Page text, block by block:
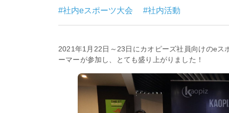
#社内eスポーツ大会 #社内活動
2021年1月22日～23日にカオピーズ社員向けのe
ーマーが参加し、とても盛り上がりました！